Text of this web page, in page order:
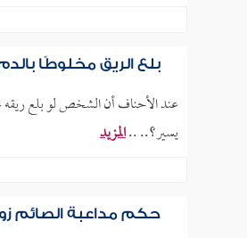
بلع الريق مخلوطًا
عند الأحناف أن الشخص لو بلع ريقه
يسير؟.. ..المزيد
حكم مداعبة الصائم